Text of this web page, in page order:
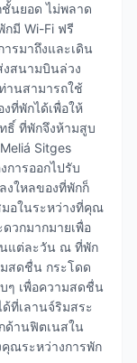
นยอด ไม่พลาด
กมี Wi-Fi ฟรี
รมาถึงและเดิน
สนามบินล่วง
านสามารถใช้
ที่พักได้เพื่อให้
ธิ์ ที่พักจึงห้ามสูบ
Sitges
การออกไปรับ
งใหลของที่พักก็
มอในระหว่างที่คุณ
วกมากมายเพื่อ
นแต่ละวัน ณ ที่พัก
สดชื่น กระโดด
ๆ เพื่อความสดชื่น
ที่เลานจ์ริมสระ
ด้านฟิตเนสใน
ณระหว่างการพัก